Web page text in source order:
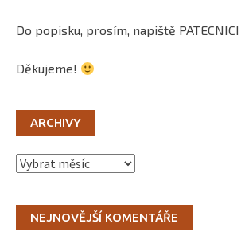
Do popisku, prosím, napiště PATECNICI
Děkujeme!
ARCHIVY
Archivy
NEJNOVĚJŠÍ KOMENTÁŘE